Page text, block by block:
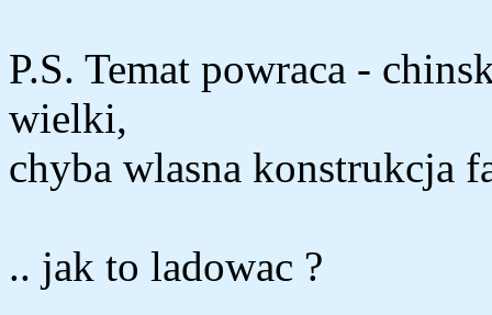
P.S. Temat powraca -
wielki,
chyba wlasna konstrukcja
.. jak to ladowac ?